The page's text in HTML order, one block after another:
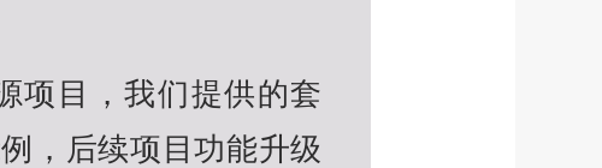
项目，我们提供的套
，后续项目功能升级